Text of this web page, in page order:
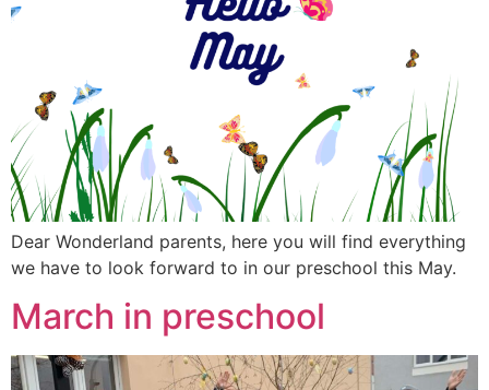
Dear Wonderland parents, here you will find everything
we have to look forward to in our preschool this May.
March in preschool